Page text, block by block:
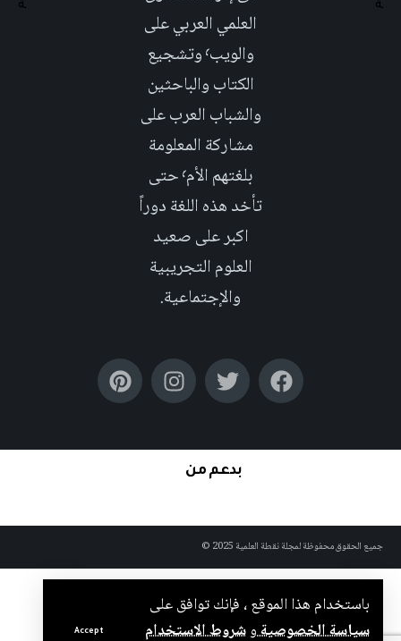
باستخدام هذا الموقع ، فإنك توافق على
سياسة الخصوصيةوشروط الاستخدام Accept
العلمي العربي على
والويب٬ وتشجيع
الكتاب والباحثين
والشباب العرب على
مشاركة المعلومة
بلغتهم الأم٬ حتى
تأخد هذه اللغة دوراً
اكبر على صعيد
العلوم التجريبية
والإجتماعية.
بدعم من
جميع الحقوق محفوظة لمجلة نقطة العلمية 2025 ©